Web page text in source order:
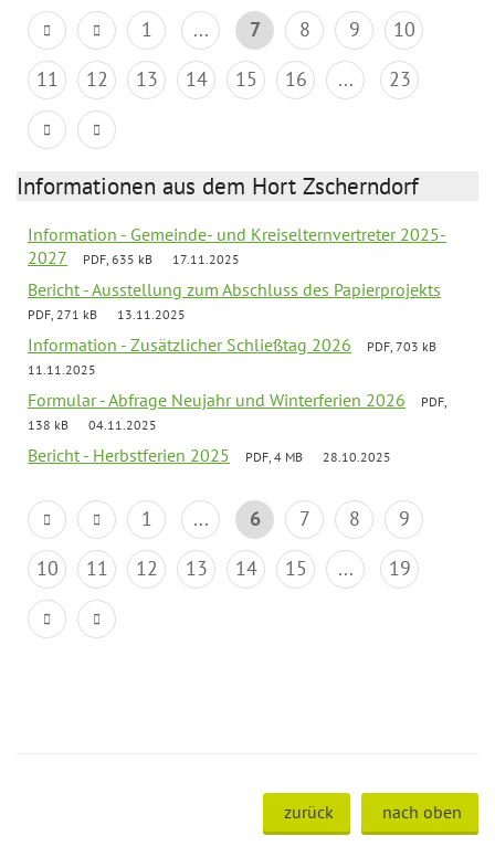
1 ... 7 8 9
10
11
12 13 14 15 16 ... 23
Informationen aus dem Hort Zscherndorf
Information - Gemeinde- und Kreiselternvertreter 2025-
2027
PDF, 635 kB 17.11.2025
Bericht - Ausstellung zum Abschluss des Papierprojekts
PDF, 271 kB 13.11.2025
Information - Zusätzlicher Schließtag 2026
PDF, 703 kB
11.11.2025
Formular - Abfrage Neujahr und Winterferien 2026
PDF,
138 kB
04.11.2025
Bericht - Herbstferien 2025 PDF, 4 MB 28.10.2025
1 ... 6 7 8
9
10
11 12 13 14 15 ... 19
zurück nach oben